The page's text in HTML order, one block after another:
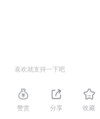
喜欢就支持一下吧
赞赏 分享 收藏